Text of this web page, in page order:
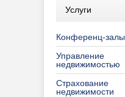
Услуги
Конференц-залы
Управление
недвижимостью
Страхование
недвижимости